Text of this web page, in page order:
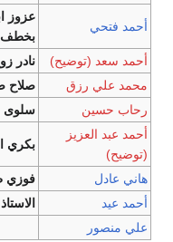
أحمد فتحي
عزوز ابن
بخطف
أحمد سعد (توضيح)
نادر زوج
محمد علي رزق
صلاح
رحاب حسين
سلوى بنت
أحمد عبد العزيز
(توضيح)
بكري
هاني عادل
فوزي طليق
أحمد عيد
الاستاذ
علي منصور